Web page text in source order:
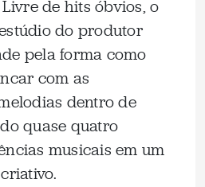
de hits óbvios, o
do produtor
pela forma como
com as
dentro de
quase quatro
musicais em um